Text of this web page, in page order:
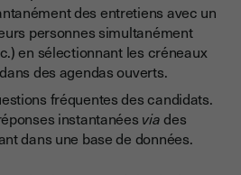
des entretiens avec un
personnes simultanément
en sélectionnant les créneaux
des agendas ouverts.
fréquentes des candidats.
instantanées viades
dans une base de données.